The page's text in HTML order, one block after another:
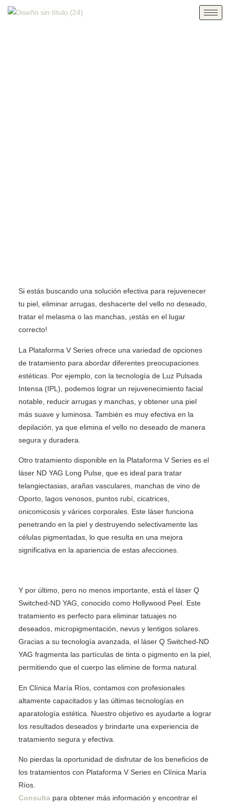
Si estás buscando una solución efectiva para rejuvenecer
tu piel, eliminar arrugas, deshacerte del vello no deseado,
tratar el melasma o las manchas, ¡estás en el lugar
correcto!
La Plataforma V Series ofrece una variedad de opciones
de tratamiento para abordar diferentes preocupaciones
estéticas. Por ejemplo, con la tecnología de Luz Pulsada
Intensa (IPL), podemos lograr un rejuvenecimiento facial
notable, reducir arrugas y manchas, y obtener una piel
más suave y luminosa. También es muy efectiva en la
depilación, ya que elimina el vello no deseado de manera
segura y duradera.
Otro tratamiento disponible en la Plataforma V Series es el
láser ND YAG Long Pulse, que es ideal para tratar
telangiectasias, arañas vasculares, manchas de vino de
Oporto, lagos venosos, puntos rubí, cicatrices,
onicomicosis y várices corporales. Este láser funciona
penetrando en la piel y destruyendo selectivamente las
células pigmentadas, lo que resulta en una mejora
significativa en la apariencia de estas afecciones.
Y por último, pero no menos importante, está el láser Q
Switched-ND YAG, conocido como Hollywood Peel. Este
tratamiento es perfecto para eliminar tatuajes no
deseados, micropigmentación, nevus y lentigos solares.
Gracias a su tecnología avanzada, el láser Q Switched-ND
YAG fragmenta las partículas de tinta o pigmento en la piel,
permitiendo que el cuerpo las elimine de forma natural.
En Clínica María Ríos, contamos con profesionales
altamente capacitados y las últimas tecnologías en
aparatología estética. Nuestro objetivo es ayudarte a lograr
los resultados deseados y brindarte una experiencia de
tratamiento segura y efectiva.
No pierdas la oportunidad de disfrutar de los beneficios de
los tratamientos con Plataforma V Series en Clínica María
Ríos.
Consulta para obtener más información y encontrar el